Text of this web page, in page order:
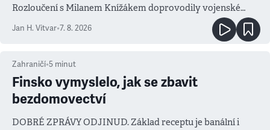
Rozloučení s Milanem Knížákem doprovodily vojenské
salvy i kritika pokrokářů
Jan H. Vitvar•7. 8. 2026
Zahraničí•5 minut
Finsko vymyslelo, jak se zbavit
bezdomovectví
DOBRÉ ZPRÁVY ODJINUD. Základ receptu je banální i